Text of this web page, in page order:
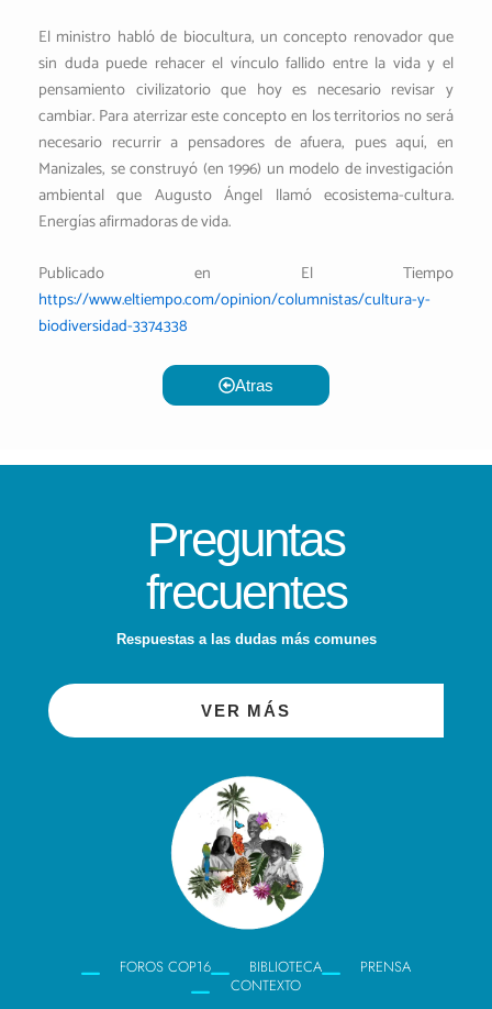
El ministro habló de biocultura, un concepto renovador que
sin duda puede rehacer el vínculo fallido entre la vida y el
pensamiento civilizatorio que hoy es necesario revisar y
cambiar. Para aterrizar este concepto en los territorios no será
necesario recurrir a pensadores de afuera, pues aquí, en
Manizales, se construyó (en 1996) un modelo de investigación
ambiental que Augusto Ángel llamó ecosistema-cultura.
Energías afirmadoras de vida.
Publicado en El Tiempo
https://www.eltiempo.com/opinion/columnistas/cultura-y-
biodiversidad-3374338
Atras
Preguntas
frecuentes
Respuestas a las dudas más comunes
VER MÁS
FOROS COP16 BIBLIOTECA
PRENSA
CONTEXTO